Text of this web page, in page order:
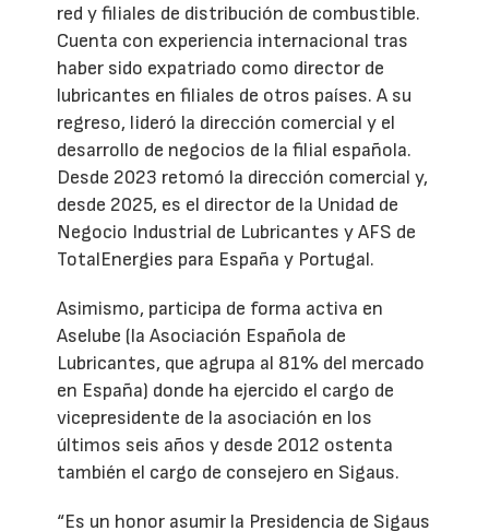
red y filiales de distribución de combustible.
Cuenta con experiencia internacional tras
haber sido expatriado como director de
lubricantes en filiales de otros países. A su
regreso, lideró la dirección comercial y el
desarrollo de negocios de la filial española.
Desde 2023 retomó la dirección comercial y,
desde 2025, es el director de la Unidad de
Negocio Industrial de Lubricantes y AFS de
TotalEnergies para España y Portugal.
Asimismo, participa de forma activa en
Aselube (la Asociación Española de
Lubricantes, que agrupa al 81% del mercado
en España) donde ha ejercido el cargo de
vicepresidente de la asociación en los
últimos seis años y desde 2012 ostenta
también el cargo de consejero en Sigaus.
“Es un honor asumir la Presidencia de Sigaus